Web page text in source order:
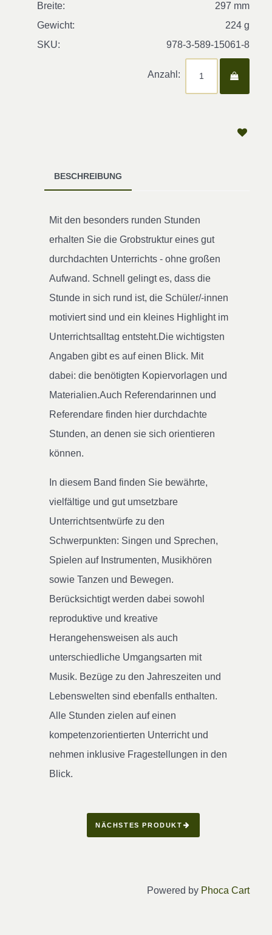
Breite:
297 mm
Gewicht:
224 g
SKU:
978-3-589-15061-8
Anzahl:
BESCHREIBUNG
Mit den besonders runden Stunden
erhalten Sie die Grobstruktur eines gut
durchdachten Unterrichts - ohne großen
Aufwand. Schnell gelingt es, dass die
Stunde in sich rund ist, die Schüler/-innen
motiviert sind und ein kleines Highlight im
Unterrichtsalltag entsteht.Die wichtigsten
Angaben gibt es auf einen Blick. Mit
dabei: die benötigten Kopiervorlagen und
Materialien.Auch Referendarinnen und
Referendare finden hier durchdachte
Stunden, an denen sie sich orientieren
können.
In diesem Band finden Sie bewährte,
vielfältige und gut umsetzbare
Unterrichtsentwürfe zu den
Schwerpunkten: Singen und Sprechen,
Spielen auf Instrumenten, Musikhören
sowie Tanzen und Bewegen.
Berücksichtigt werden dabei sowohl
reproduktive und kreative
Herangehensweisen als auch
unterschiedliche Umgangsarten mit
Musik. Bezüge zu den Jahreszeiten und
Lebenswelten sind ebenfalls enthalten.
Alle Stunden zielen auf einen
kompetenzorientierten Unterricht und
nehmen inklusive Fragestellungen in den
Blick.
NÄCHSTES PRODUKT
Powered by Phoca Cart